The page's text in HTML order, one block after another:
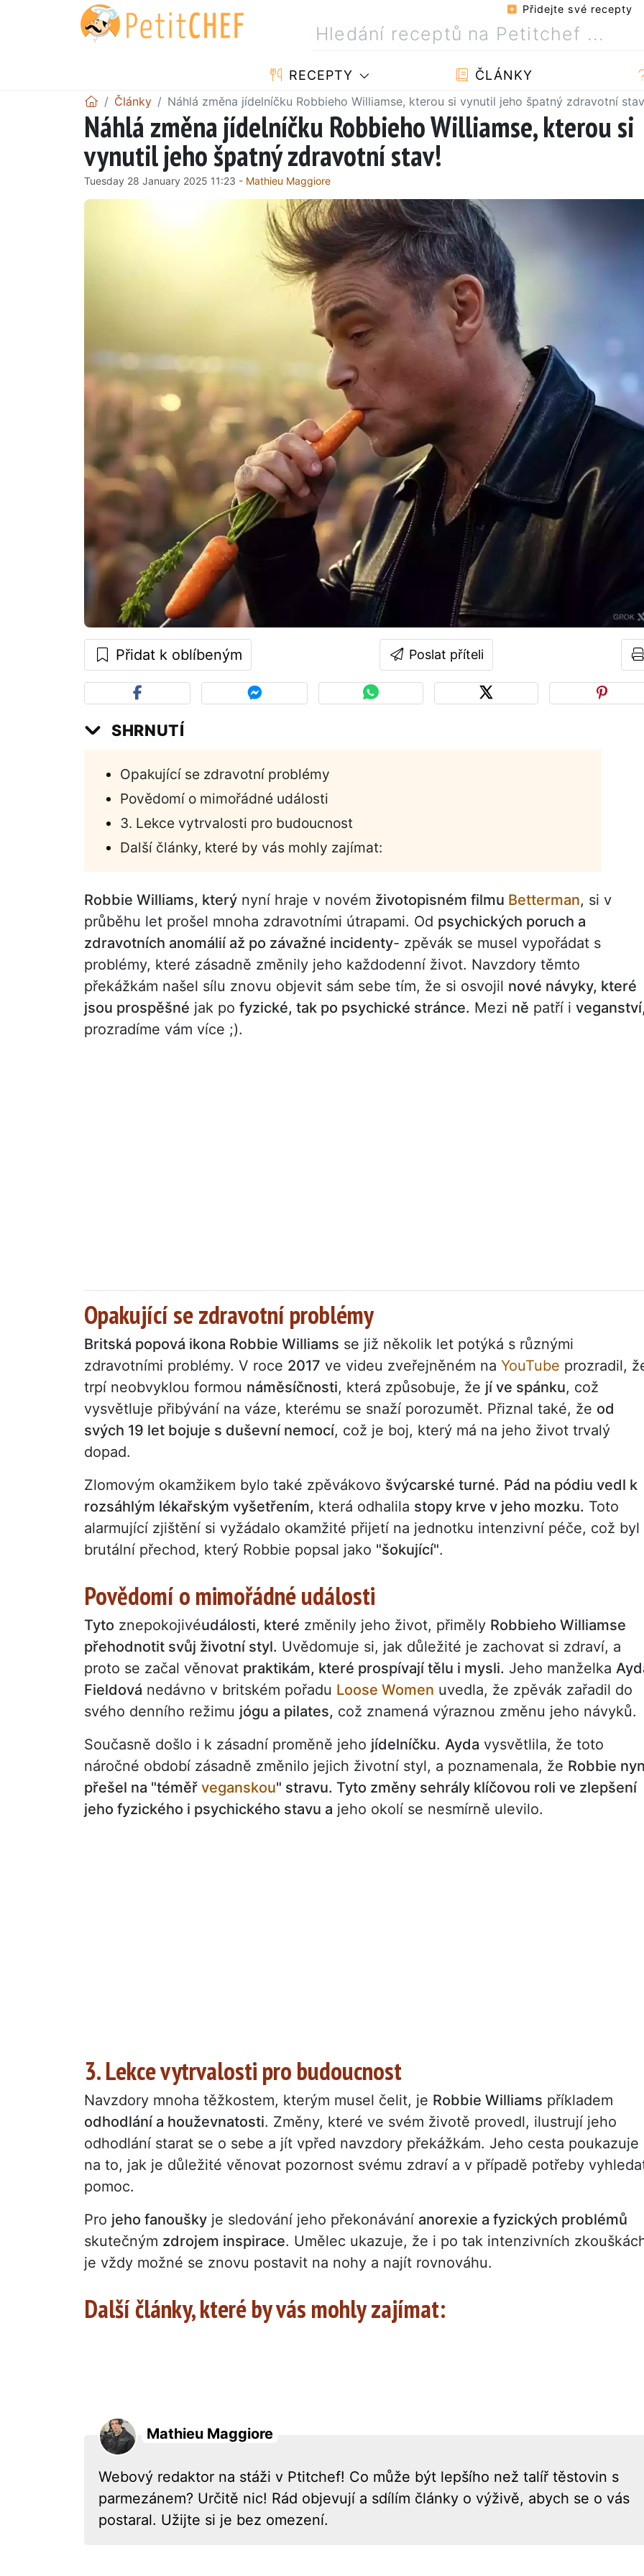
Přidejte své recepty
RECEPTY ČLÁNKY
Články Náhlá změna jídelníčku Robbieho Williamse, kterou si vynutil jeho špatný zdravotní
Náhlá změna jídelníčku Robbieho Williamse, kterou si
vynutil jeho špatný zdravotní stav!
Tuesday 28 January 2025 11:23 - Mathieu Maggiore
Přidat k oblíbeným Poslat příteli
SHRNUTÍ
Opakující se zdravotní problémy
Povědomí o mimořádné události
3. Lekce vytrvalosti pro budoucnost
Další články, které by vás mohly zajímat:
Robbie Williams, který nyní hraje v novém životopisném filmu Betterman, si v
průběhu let prošel mnoha zdravotními útrapami. Od psychických poruch a
zdravotních anomálií až po závažné incidenty- zpěvák se musel vypořádat s
problémy, které zásadně změnily jeho každodenní život. Navzdory těmto
překážkám našel sílu znovu objevit sám sebe tím, že si osvojil nové návyky, které
jsou prospěšné jak po fyzické, tak po psychické stránce. Mezi ně patří i veganství,
prozradíme vám více ;).
Opakující se zdravotní problémy
Britská popová ikona Robbie Williams se již několik let potýká s různými
zdravotními problémy. V roce 2017 ve videu zveřejněném na YouTube prozradil,
trpí neobvyklou formou náměsíčnosti, která způsobuje, že jí ve spánku, což
vysvětluje přibývání na váze, kterému se snaží porozumět. Přiznal také, že od
svých 19 let bojuje s duševní nemocí, což je boj, který má na jeho život trvalý
dopad.
Zlomovým okamžikem bylo také zpěvákovo švýcarské turné. Pád na pódiu vedl k
rozsáhlým lékařským vyšetřením, která odhalila stopy krve v jeho mozku. Toto
alarmující zjištění si vyžádalo okamžité přijetí na jednotku intenzivní péče, což byl
brutální přechod, který Robbie popsal jako "šokující".
Povědomí o mimořádné události
Tyto znepokojivéudálosti, které změnily jeho život, přiměly Robbieho Williamse
přehodnotit svůj životní styl. Uvědomuje si, jak důležité je zachovat si zdraví, a
proto se začal věnovat praktikám, které prospívají tělu i mysli. Jeho manželka
Fieldová nedávno v britském pořadu Loose Women uvedla, že zpěvák zařadil do
svého denního režimu jógu a pilates, což znamená výraznou změnu jeho návyků.
Současně došlo i k zásadní proměně jeho jídelníčku. Ayda vysvětlila, že toto
náročné období zásadně změnilo jejich životní styl, a poznamenala, že Robbie
přešel na "téměř veganskou" stravu. Tyto změny sehrály klíčovou roli ve zlepšení
jeho fyzického i psychického stavu a jeho okolí se nesmírně ulevilo.
3. Lekce vytrvalosti pro budoucnost
Navzdory mnoha těžkostem, kterým musel čelit, je Robbie Williams příkladem
odhodlání a houževnatosti. Změny, které ve svém životě provedl, ilustrují jeho
odhodlání starat se o sebe a jít vpřed navzdory překážkám. Jeho cesta poukazuje
na to, jak je důležité věnovat pozornost svému zdraví a v případě potřeby
pomoc.
Pro jeho fanoušky je sledování jeho překonávání anorexie a fyzických problémů
skutečným zdrojem inspirace. Umělec ukazuje, že i po tak intenzivních
je vždy možné se znovu postavit na nohy a najít rovnováhu.
Další články, které by vás mohly zajímat:
Mathieu Maggiore
Webový redaktor na stáži v Ptitchef! Co může být lepšího než talíř těstovin s
parmezánem? Určitě nic! Rád objevují a sdílím články o výživě, abych se o vás
postaral. Užijte si je bez omezení.